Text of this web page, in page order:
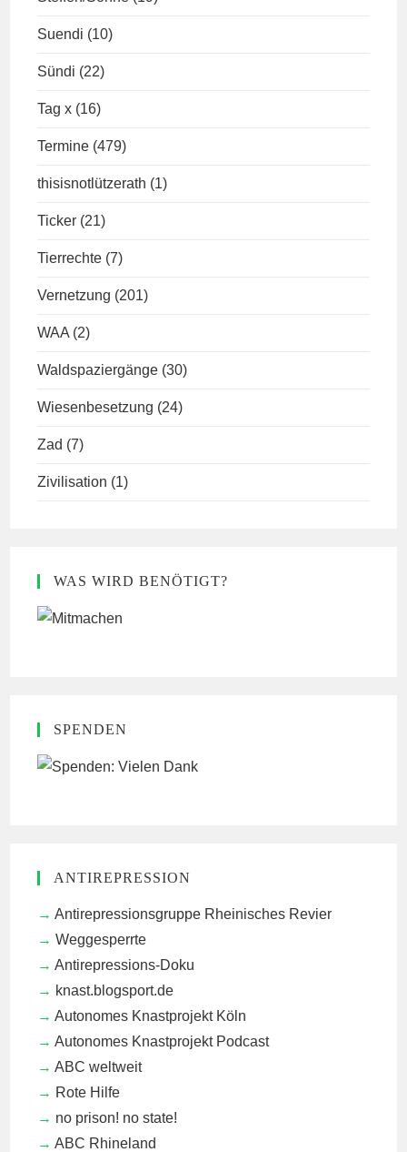
Suendi (10)
Sündi (22)
Tag x (16)
Termine (479)
thisisnotlützerath (1)
Ticker (21)
Tierrechte (7)
Vernetzung (201)
WAA (2)
Waldspaziergänge (30)
Wiesenbesetzung (24)
Zad (7)
Zivilisation (1)
WAS WIRD BENÖTIGT?
SPENDEN
ANTIREPRESSION
Antirepressionsgruppe Rheinisches Revier
Weggesperrte
Antirepressions-Doku
knast.blogsport.de
Autonomes Knastprojekt Köln
Autonomes Knastprojekt Podcast
ABC weltweit
Rote Hilfe
no prison! no state!
ABC Rhineland